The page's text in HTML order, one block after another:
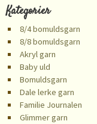
Kategorier
8/4 bomuldsgarn
8/8 bomuldsgarn
Akryl garn
Baby uld
Bomuldsgarn
Dale lerke garn
Familie Journalen
Glimmer garn